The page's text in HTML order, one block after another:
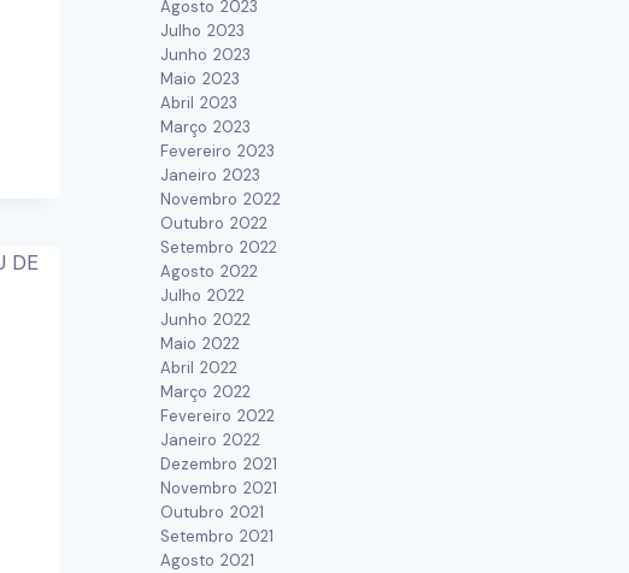
Agosto 2023
Julho 2023
Junho 2023
Maio 2023
Abril 2023
Março 2023
Fevereiro 2023
Janeiro 2023
Novembro 2022
Outubro 2022
Setembro 2022
Agosto 2022
Julho 2022
Junho 2022
Maio 2022
Abril 2022
Março 2022
Fevereiro 2022
Janeiro 2022
Dezembro 2021
Novembro 2021
Outubro 2021
Setembro 2021
Agosto 2021